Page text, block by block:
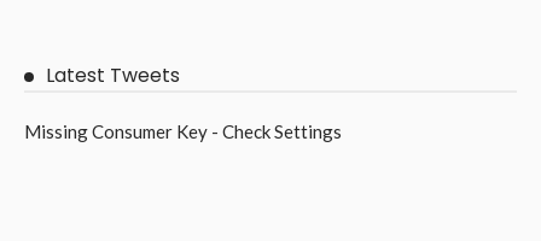
Latest Tweets
Missing Consumer Key - Check Settings